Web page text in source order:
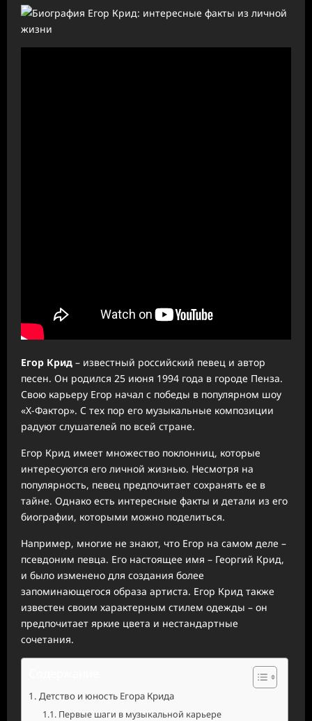
Егор Крид – известный российский певец и автор
песен. Он родился 25 июня 1994 года в городе Пенза.
Свою карьеру Егор начал с победы в популярном шоу
«Х-Фактор». С тех пор его музыкальные композиции
радуют слушателей по всей стране.
Егор Крид имеет множество поклонниц, которые
интересуются его личной жизнью. Несмотря на
популярность, певец предпочитает сохранять ее в
тайне. Однако есть интересные факты и детали из его
биографии, которыми можно поделиться.
Например, многие не знают, что Егор на самом деле –
псевдоним певца. Его настоящее имя – Георгий Крид,
и было изменено для создания более
запоминающегося образа артиста. Егор Крид также
известен своим характерным стилем одежды – он
предпочитает яркие цвета и нестандартные
сочетания.
Детство и юность Егора Крида
Первые шаги в музыкальной карьере